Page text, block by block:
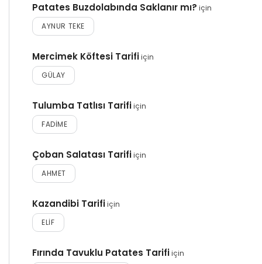
Patates Buzdolabında Saklanır mı? için
AYNUR TEKE
Mercimek Köftesi Tarifiiçin
GÜLAY
Tulumba Tatlısı Tarifiiçin
FADIME
Çoban Salatası Tarifiiçin
AHMET
Kazandibi Tarifiiçin
ELIF
Fırında Tavuklu Patates Tarifiiçin